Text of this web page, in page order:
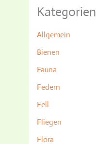
Kategorien
Allgemein
Bienen
Fauna
Federn
Fell
Fliegen
Flora